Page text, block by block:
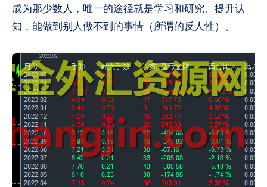
成为那少数人，唯一的途径就是学习和研究、提升认
知，能做到别人做不到的事情（所谓的反人性）。